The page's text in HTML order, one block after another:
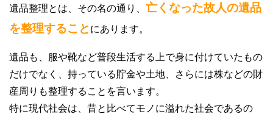
遺品整理とは、その名の通り、 亡くなった故人の遺品
を整理すること にあります。
遺品も、服や靴など普段生活する上で身に付けていたもの
だけでなく、持っている貯金や土地、さらには株などの財
産周りも整理することを言います。
特に現代社会は、昔と比べてモノに溢れた社会であるの